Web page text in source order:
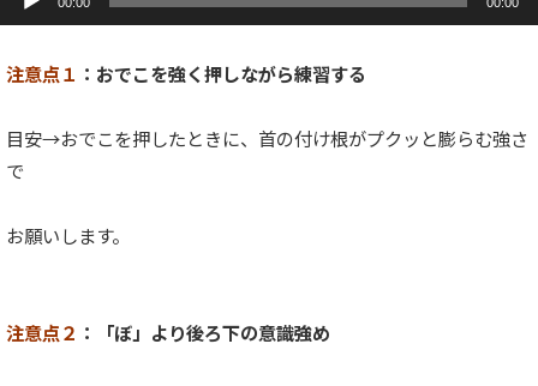
プ
ヤ注意点１ ：おでこを強く押しながら練習する
目安→おでこを押したときに、首の付け根がプクッと膨らむ強さ
で
お願いします。
注意点２ ：「ぼ」より後ろ下の意識強め